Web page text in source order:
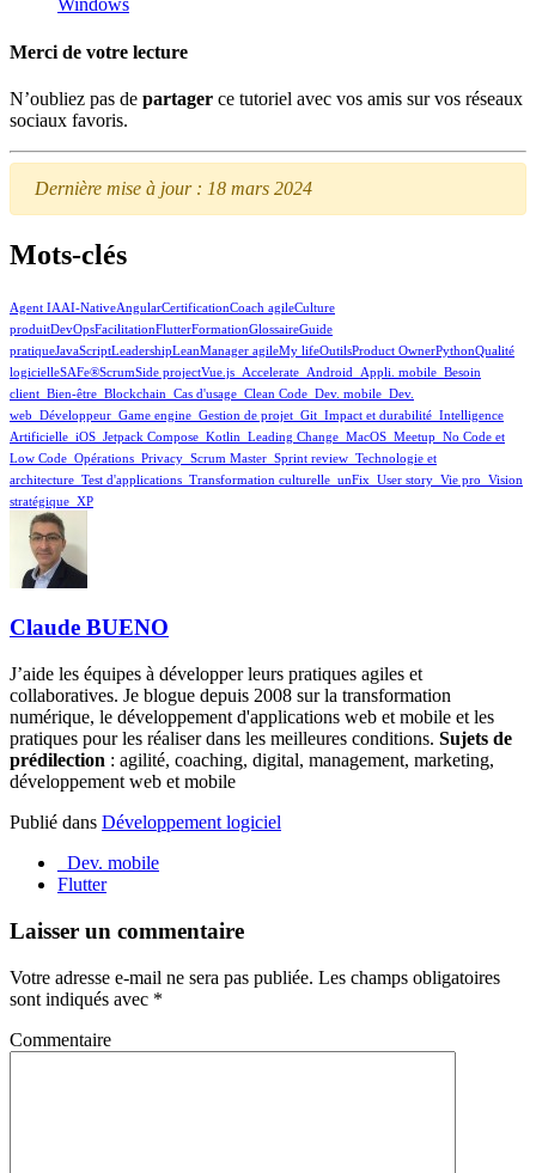
Windows
Merci de votre lecture
N’oubliez pas de partager ce tutoriel avec vos amis sur vos réseaux
sociaux favoris.
Dernière mise à jour : 18 mars 2024
Mots-clés
Agent IAAI-NativeAngularCertificationCoach agileCulture
produitDevOpsFacilitationFlutterFormationGlossaireGuide
pratiqueJavaScriptLeadershipLeanManager agileMy lifeOutilsProduct OwnerPythonQualité
logicielleSAFe®ScrumSide projectVue.js _Accelerate _Android _Appli. mobile _Besoin
client _Bien-être _Blockchain _Cas d'usage _Clean Code _Dev. mobile _Dev.
web _Développeur _Game engine _Gestion de projet _Git _Impact et durabilité _Intelligence
Artificielle _iOS _Jetpack Compose _Kotlin _Leading Change _MacOS _Meetup _No Code et
Low Code _Opérations _Privacy _Scrum Master _Sprint review _Technologie et
architecture _Test d'applications _Transformation culturelle _unFix _User story _Vie pro _Vision
stratégique _XP
Claude BUENO
J’aide les équipes à développer leurs pratiques agiles et
collaboratives. Je blogue depuis 2008 sur la transformation
numérique, le développement d'applications web et mobile et les
pratiques pour les réaliser dans les meilleures conditions. Sujets de
prédilection : agilité, coaching, digital, management, marketing,
développement web et mobile
Publié dans Développement logiciel
_Dev. mobile
Flutter
Laisser un commentaire
Votre adresse e-mail ne sera pas publiée. Les champs obligatoires
sont indiqués avec *
Commentaire